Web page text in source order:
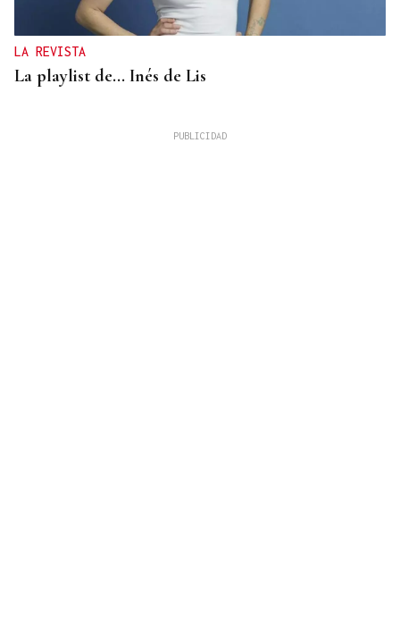
LA REVISTA
La playlist de... Inés de Lis